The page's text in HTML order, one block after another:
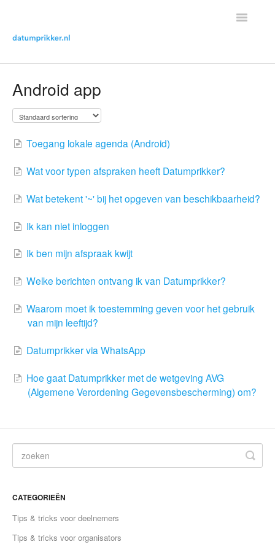
Toggle
Contact met helpdesk
Android app
Toegang lokale agenda (Android)
Wat voor typen afspraken heeft Datumprikker?
Wat betekent '~' bij het opgeven van beschikbaarheid?
Ik kan niet inloggen
Ik ben mijn afspraak kwijt
Welke berichten ontvang ik van Datumprikker?
Waarom moet ik toestemming geven voor het gebruik
van mijn leeftijd?
Datumprikker via WhatsApp
Hoe gaat Datumprikker met de wetgeving AVG
(Algemene Verordening Gegevensbescherming) om?
CATEGORIEËN
Tips & tricks voor deelnemers
Tips & tricks voor organisators